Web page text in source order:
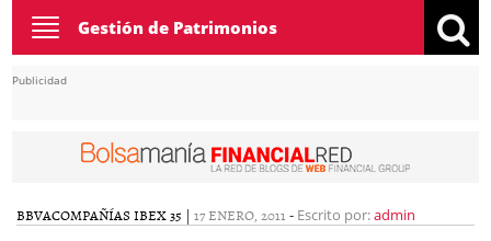
Toggle
navigation
Gestión de Patrimonios
Publicidad
BBVACOMPAÑÍAS IBEX 35 | 17 ENERO, 2011 - Escrito por:admin